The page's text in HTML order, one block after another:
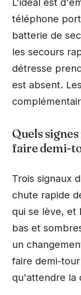
téléphone
batterie de
les secours
détresse
est absent.
Quels
faire demi-
Trois signaux
chute rapide
qui se lève, et
bas et
un
faire demi-
qu'attendre la